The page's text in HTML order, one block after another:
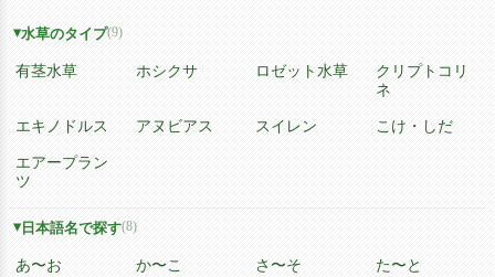
水草のタイプ(9)
有茎水草 ホシクサ ロゼット水草
クリプトコリ
ネ
エキノドルス アヌビアス スイレン こけ・しだ
エアープラン
ツ
日本語名で探す(8)
あ〜お か〜こ さ〜そ た〜と